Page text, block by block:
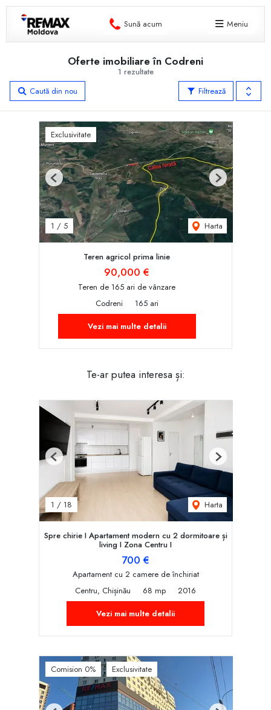
Sună acum Meniu
1 rezultate
Oferte imobiliare în Codreni
Filtrează
Caută din nou
Exclusivitate
1 / 5 Harta
Previous Next
Teren agricol prima linie
90,000 €
Teren de 165 ari de vânzare
Codreni
165 ari
Vezi mai multe detalii
Te-ar putea interesa și:
1 / 18 Harta
Previous Next
Spre chirie I Apartament modern cu 2 dormitoare și
living I Zona Centru I
700 €
Apartament cu 2 camere de închiriat
Centru, Chișinău
68 mp
2016
Vezi mai multe detalii
Comision 0% Exclusivitate